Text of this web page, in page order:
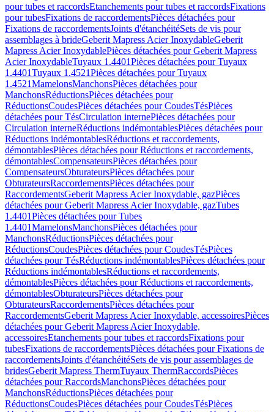
pour tubes et raccordsEtanchements pour tubes et raccordsFixations
pour tubesFixations de raccordementsPièces détachées pour
Fixations de raccordementsJoints d'étanchéitéSets de vis pour
assemblages à brideGeberit Mapress Acier InoxydableGeberit
Mapress Acier InoxydablePièces détachées pour Geberit Mapress
Acier InoxydableTuyaux 1.4401Pièces détachées pour Tuyaux
1.4401Tuyaux 1.4521Pièces détachées pour Tuyaux
1.4521MamelonsManchonsPièces détachées pour
ManchonsRéductionsPièces détachées pour
RéductionsCoudesPièces détachées pour CoudesTésPièces
détachées pour TésCirculation internePièces détachées pour
Circulation interneRéductions indémontablesPièces détachées pour
Réductions indémontablesRéductions et raccordements,
démontablesPièces détachées pour Réductions et raccordements,
démontablesCompensateursPièces détachées pour
CompensateursObturateursPièces détachées pour
ObturateursRaccordementsPièces détachées pour
RaccordementsGeberit Mapress Acier Inoxydable, gazPièces
détachées pour Geberit Mapress Acier Inoxydable, gazTubes
1.4401Pièces détachées pour Tubes
1.4401MamelonsManchonsPièces détachées pour
ManchonsRéductionsPièces détachées pour
RéductionsCoudesPièces détachées pour CoudesTésPièces
détachées pour TésRéductions indémontablesPièces détachées pour
Réductions indémontablesRéductions et raccordements,
démontablesPièces détachées pour Réductions et raccordements,
démontablesObturateursPièces détachées pour
ObturateursRaccordementsPièces détachées pour
RaccordementsGeberit Mapress Acier Inoxydable, accessoiresPièces
détachées pour Geberit Mapress Acier Inoxydable,
accessoiresEtanchements pour tubes et raccordsFixations pour
tubesFixations de raccordementsPièces détachées pour Fixations de
raccordementsJoints d'étanchéitéSets de vis pour assemblages de
bridesGeberit Mapress ThermTuyaux ThermRaccordsPièces
détachées pour RaccordsManchonsPièces détachées pour
ManchonsRéductionsPièces détachées pour
RéductionsCoudesPièces détachées pour CoudesTésPièces